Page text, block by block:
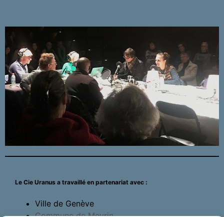
Le Cie Uranus a travaillé en partenariat avec :
Ville de Genève